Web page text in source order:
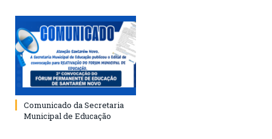
Comunicado da Secretaria
Municipal de Educação